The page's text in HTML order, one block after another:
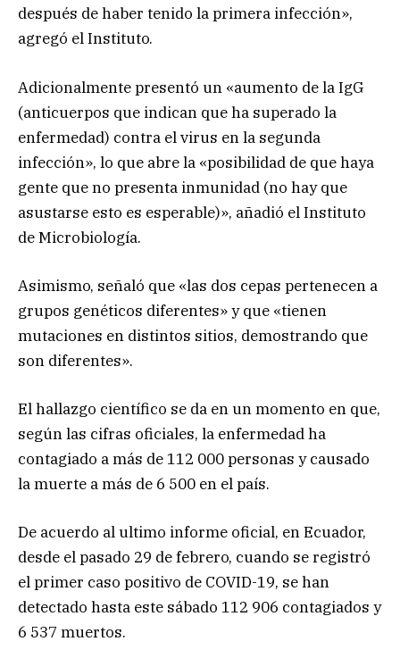
después de haber tenido la primera infección»,
agregó el Instituto.
Adicionalmente presentó un «aumento de la IgG
(anticuerpos que indican que ha superado la
enfermedad) contra el virus en la segunda
infección», lo que abre la «posibilidad de que haya
gente que no presenta inmunidad (no hay que
asustarse esto es esperable)», añadió el Instituto
de Microbiología.
Asimismo, señaló que «las dos cepas pertenecen a
grupos genéticos diferentes» y que «tienen
mutaciones en distintos sitios, demostrando que
son diferentes».
El hallazgo científico se da en un momento en que,
según las cifras oficiales, la enfermedad ha
contagiado a más de 112 000 personas y causado
la muerte a más de 6 500 en el país.
De acuerdo al ultimo informe oficial, en Ecuador,
desde el pasado 29 de febrero, cuando se registró
el primer caso positivo de COVID-19, se han
detectado hasta este sábado 112 906 contagiados y
6 537 muertos.